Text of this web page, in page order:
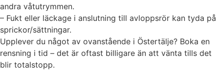
andra våtutrymmen.
– Fukt eller läckage i anslutning till avloppsrör kan tyda på
sprickor/sättningar.
Upplever du något av ovanstående i Östertälje? Boka en
rensning i tid – det är oftast billigare än att vänta tills det
blir totalstopp.